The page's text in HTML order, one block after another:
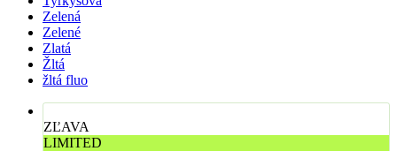
Zelená
Zelené
Zlatá
Žltá
žltá fluo
ZĽAVA
LIMITED